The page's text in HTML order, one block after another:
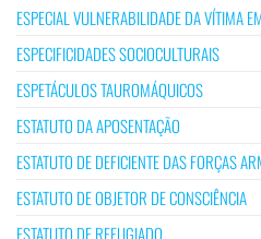
ESPECIAL VULNERABILIDADE DA VÍTIMA
ESPECIFICIDADES SOCIOCULTURAIS
ESPETÁCULOS TAUROMÁQUICOS
ESTATUTO DA APOSENTAÇÃO
ESTATUTO DE DEFICIENTE DAS FORÇAS
ESTATUTO DE OBJETOR DE CONSCIÊNCIA
ESTATUTO DE REFUGIADO